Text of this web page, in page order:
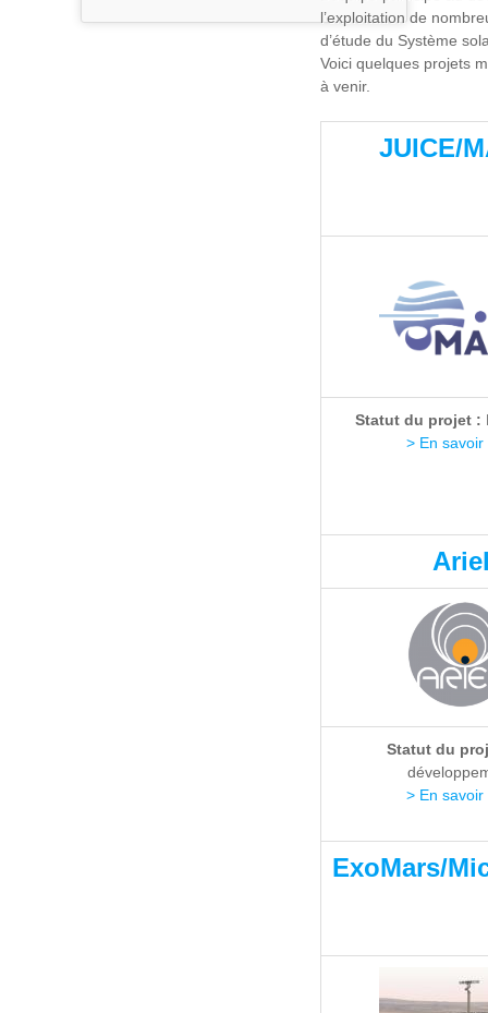
l’exploitation de
d’étude du Système
Voici quelques projets
à venir.
JUICE/
Statut du projet :
> En savoir
Statut du
> En savoir
ExoMars/